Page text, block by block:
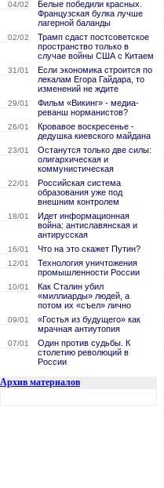
04/02
Белые победили красных.
Французская булка лучше
лагерной баланды
02/02
Трамп сдаст постсоветское
пространство только в
случае войны США с Китаем
31/01
Если экономика строится по
лекалам Егора Гайдара, то
изменений не ждите
29/01
Фильм «Викинг» - медиа-
реванш норманистов?
26/01
Кровавое воскресенье -
дедушка киевского майдана
23/01
Останутся только две силы:
олигархическая и
коммунистическая
22/01
Российская система
образования уже под
внешним контролем
18/01
Идет информационная
война: антиславянская и
антирусская
16/01 Что на это скажет Путин?
12/01
Технология уничтожения
промышленности России
10/01
Как Сталин убил
«миллиарды» людей, а
потом их «съел» лично
09/01
«Гостья из будущего» как
мрачная антиутопия
07/01
Один против судьбы. К
столетию революций в
России
Архив материалов